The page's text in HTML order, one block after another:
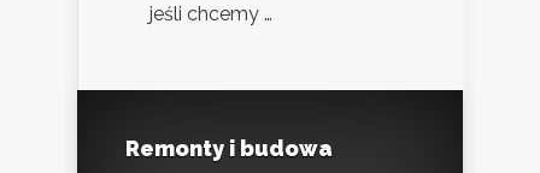
jeśli chcemy …
Remonty i budowa